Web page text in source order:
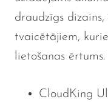
draudzīgs
tvaicētājiem,
lietošanas ērtums.
CloudKing